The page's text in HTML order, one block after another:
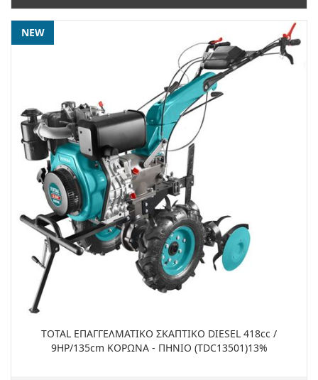
NEW
TOTAL ΕΠΑΓΓΕΛΜΑΤΙΚΟ ΣΚΑΠΤΙΚΟ DIESEL 418cc /
9HP/135cm ΚΟΡΩΝΑ - ΠΗΝΙΟ (TDC13501)13%